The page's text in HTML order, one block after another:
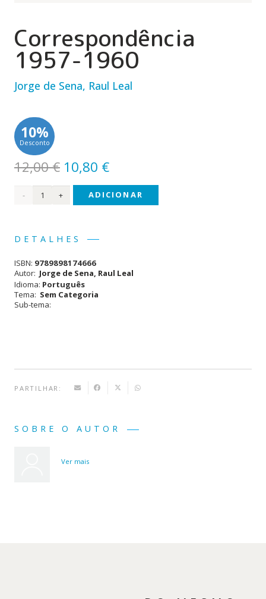
Correspondência
1957-1960
Jorge de Sena, Raul Leal
10%
Desconto
12,00€ O
preço
original
12,00 €.
10,80 €O
preço
atual
Quantidade
1960
ADICIONAR
DETALHES
ISBN: 9789898174666
Autor: Jorge de Sena, Raul Leal
Idioma: Português
Tema: Sem Categoria
Sub-tema:
PARTILHAR:
SOBRE O AUTOR
Ver mais